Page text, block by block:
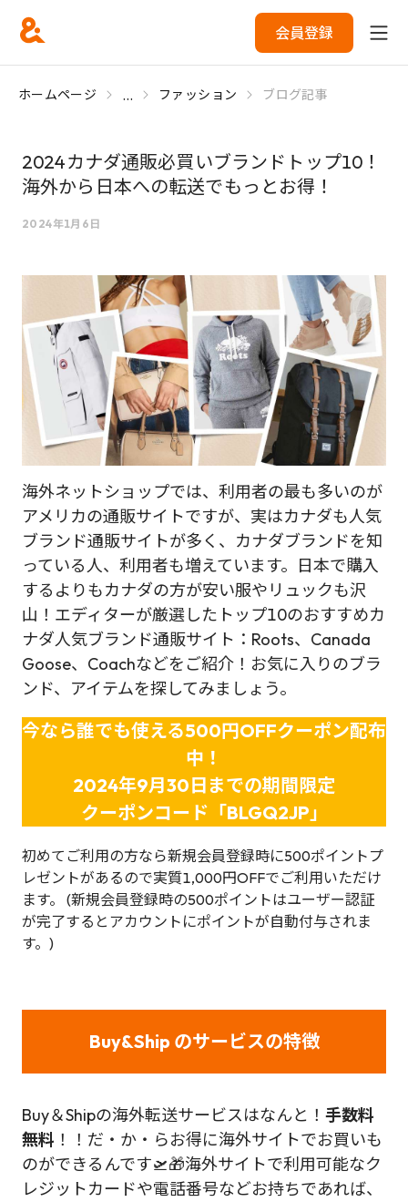
会員登録
ホームページ ... ファッション ブログ記事
2024カナダ通販必買いブランドトップ10！
海外から日本への転送でもっとお得！
2024年1月6日
海外ネットショップでは、利用者の最も多いのが
アメリカの通販サイトですが、実はカナダも人気
ブランド通販サイトが多く、カナダブランドを知
っている人、利用者も増えています。日本で購入
するよりもカナダの方が安い服やリュックも沢
山！エディターが厳選したトップ10のおすすめカ
ナダ人気ブランド通販サイト：Roots、Canada
Goose、Coachなどをご紹介！お気に入りのブラ
ンド、アイテムを探してみましょう。
今なら誰でも使える500円OFFクーポン配布
中！
2024年9月30日までの期間限定
クーポンコード「BLGQ2JP」
初めてご利用の方なら新規会員登録時に500ポイントプ
レゼントがあるので実質1,000円OFFでご利用いただけ
ます。 (新規会員登録時の500ポイントはユーザー認証
が完了するとアカウントにポイントが自動付与されま
す。)
Buy&Ship のサービスの特徴
Buy＆Shipの海外転送サービスはなんと！ 手数料
無料 ！！だ・か・らお得に海外サイトでお買いも
のができるんです🛫🎁海外サイトで利用可能なク
レジットカードや電話番号などお持ちであれば、